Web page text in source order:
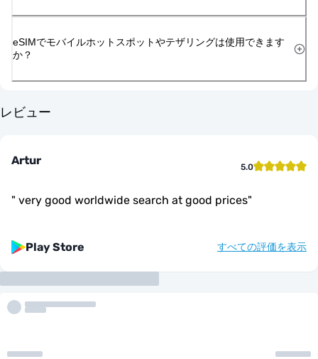
eSIMでモバイルホットスポットやテザリングは使用できます
か？
レビュー
Artur 5.0
" very good worldwide search at good prices"
Play Store すべての評価を表示